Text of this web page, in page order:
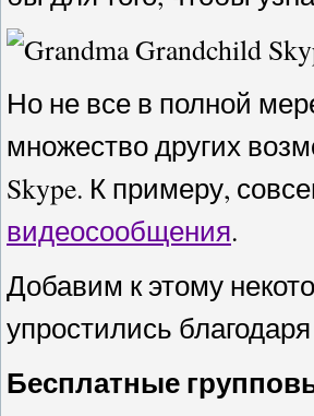
Но не все в полной
множество других
Skype. К примеру,
видеосообщения.
Добавим к этому
упростились
Бесплатные